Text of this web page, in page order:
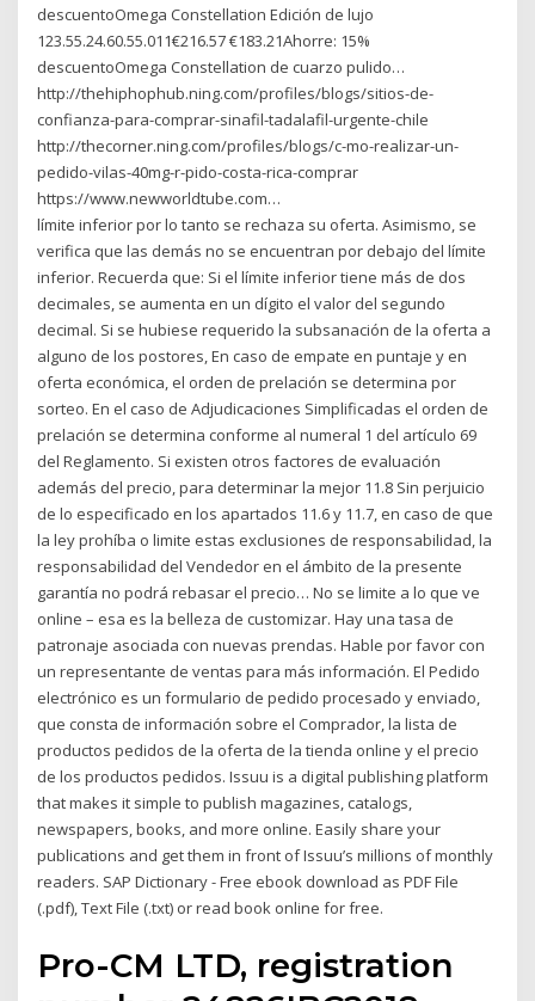
descuentoOmega Constellation Edición de lujo
123.55.24.60.55.011€216.57 €183.21Ahorre: 15%
descuentoOmega Constellation de cuarzo pulido…
http://thehiphophub.ning.com/profiles/blogs/sitios-de-
confianza-para-comprar-sinafil-tadalafil-urgente-chile
http://thecorner.ning.com/profiles/blogs/c-mo-realizar-un-
pedido-vilas-40mg-r-pido-costa-rica-comprar
https://www.newworldtube.com…
límite inferior por lo tanto se rechaza su oferta. Asimismo, se
verifica que las demás no se encuentran por debajo del límite
inferior. Recuerda que: Si el límite inferior tiene más de dos
decimales, se aumenta en un dígito el valor del segundo
decimal. Si se hubiese requerido la subsanación de la oferta a
alguno de los postores, En caso de empate en puntaje y en
oferta económica, el orden de prelación se determina por
sorteo. En el caso de Adjudicaciones Simplificadas el orden de
prelación se determina conforme al numeral 1 del artículo 69
del Reglamento. Si existen otros factores de evaluación
además del precio, para determinar la mejor 11.8 Sin perjuicio
de lo especificado en los apartados 11.6 y 11.7, en caso de que
la ley prohíba o limite estas exclusiones de responsabilidad, la
responsabilidad del Vendedor en el ámbito de la presente
garantía no podrá rebasar el precio… No se limite a lo que ve
online – esa es la belleza de customizar. Hay una tasa de
patronaje asociada con nuevas prendas. Hable por favor con
un representante de ventas para más información. El Pedido
electrónico es un formulario de pedido procesado y enviado,
que consta de información sobre el Comprador, la lista de
productos pedidos de la oferta de la tienda online y el precio
de los productos pedidos. Issuu is a digital publishing platform
that makes it simple to publish magazines, catalogs,
newspapers, books, and more online. Easily share your
publications and get them in front of Issuu’s millions of monthly
readers. SAP Dictionary - Free ebook download as PDF File
(.pdf), Text File (.txt) or read book online for free.
Pro-CM LTD, registration